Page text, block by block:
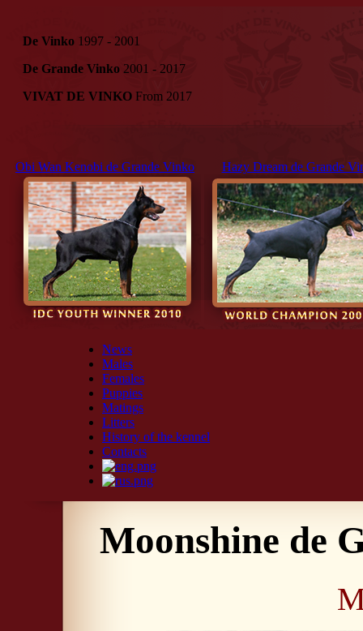
De Vinko 1997 - 2001
De Grande Vinko 2001 - 2017
VIVAT DE VINKO From 2017
Obi Wan Kenobi de Grande Vinko Hazy Dream de Grande
News
Males
Females
Puppies
Matings
Litters
History of the kennel
Contacts
Moonshine de